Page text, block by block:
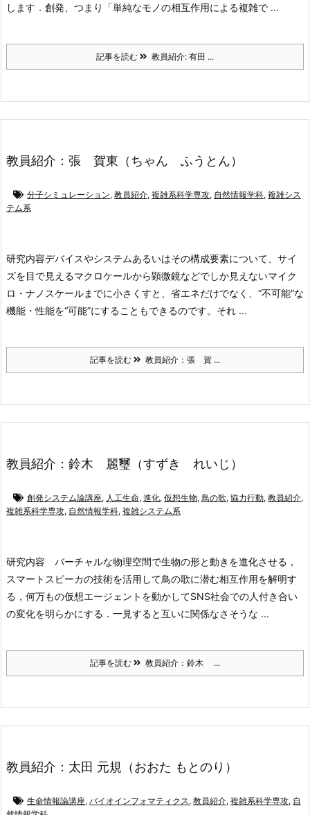
します．創発、つまり「単純なモノの相互作用による複雑で ...
記事を読む 教員紹介: 有田 ...
教員紹介：張 賀東（ちゃん ふうとん）
分子シミュレーション, 教員紹介, 複雑系科学専攻, 自然情報学科, 複雑シス
テム系
研究内容デバイスやシステムあるいはその構成要素について、サイ
ズを目で見えるマクロケールから顕微鏡などでしか見えないマイク
ロ・ナノスケールまでに小さくすと、省エネだけでなく、“不可能”な
機能・性能を“可能”にすることもできるのです。それ ...
記事を読む 教員紹介：張 賀 ...
教員紹介：鈴木 麗璽（すずき れいじ）
創発システム論講座, 人工生命, 進化, 仮想生物, 鳥の歌, 協力行動, 教員紹介,
複雑系科学専攻, 自然情報学科, 複雑システム系
研究内容 バーチャルな物理空間で生物の形と動きを進化させる，
スマートスピーカの技術を活用して鳥の歌に潜む相互作用を解明す
る，何万もの仮想エージェントを動かしてSNS社会での人付き合い
の変化を明らかにする．一見すると互いに関係なさそうな ...
記事を読む 教員紹介：鈴木 ...
教員紹介：太田 元規（おおた もとのり）
生命情報論講座, バイオインフォマティクス , 教員紹介, 複雑系科学専攻, 自